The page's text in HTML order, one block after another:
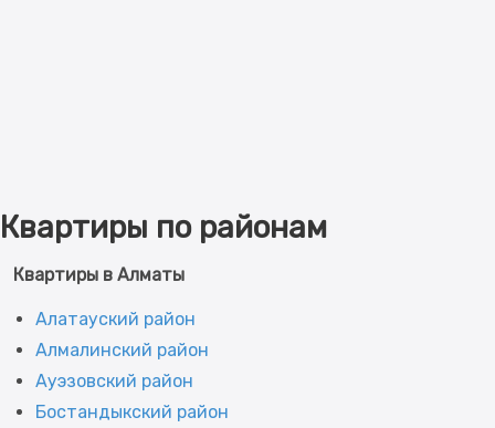
Квартиры по районам
Квартиры в Алматы
Алатауский район
Алмалинский район
Ауэзовский район
Бостандыкский район